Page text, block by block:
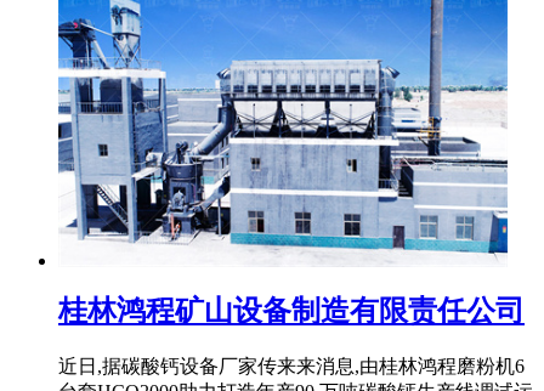
桂林鸿程矿山设备制造有限责任公司
近日,据碳酸钙设备厂家传来来消息,由桂林鸿程磨粉机6